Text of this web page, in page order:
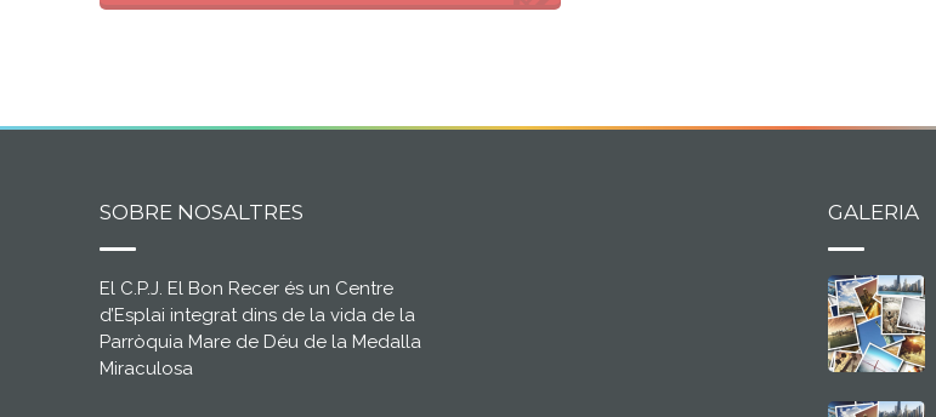
SOBRE NOSALTRES
El C.P.J. El Bon Recer és un Centre
d’Esplai integrat dins de la vida de la
Parròquia Mare de Déu de la Medalla
Miraculosa
GALERIA